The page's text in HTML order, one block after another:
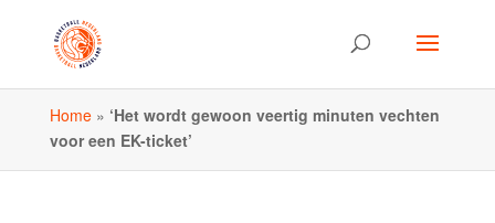
Home» ‘Het wordt gewoon veertig minuten vechten
voor een EK-ticket’